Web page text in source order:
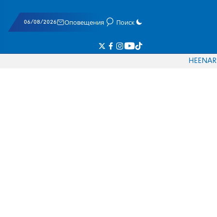
06/08/2026 Оповещения Поиск
HEENAR